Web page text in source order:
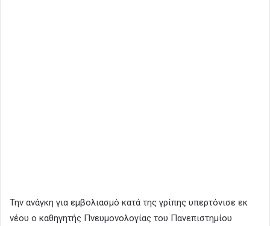
Την ανάγκη για εμβολιασμό κατά της γρίπης υπερτόνισε εκ
νέου ο καθηγητής Πνευμονολογίας του Πανεπιστημίου